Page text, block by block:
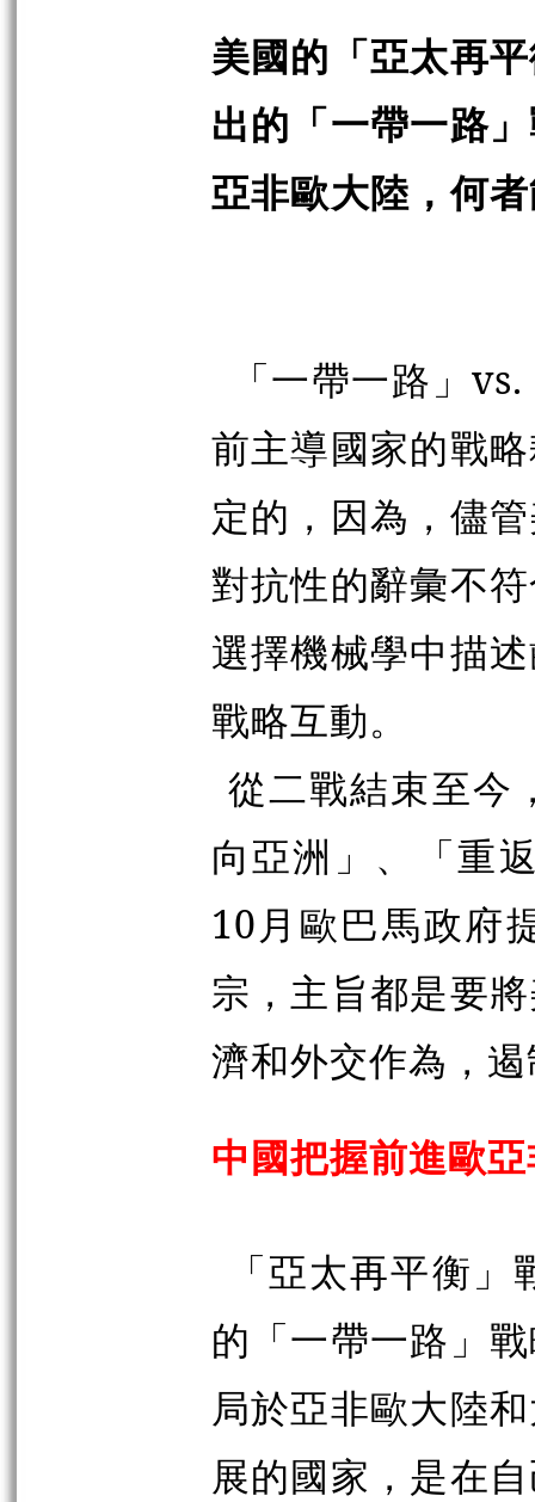
美國的「亞太再
出的「一帶一路
亞非歐大陸，何
「一帶一路」
前主導國家的戰
定的，因為，儘
對抗性的辭彙不
選擇機械學中描
戰略互動。
從二戰結束至今
向亞洲」、「重
10月歐巴馬政府
宗，主旨都是要
濟和外交作為，
中國把握前進歐
「亞太再平衡
的「一帶一路」
局於亞非歐大陸
展的國家，是在